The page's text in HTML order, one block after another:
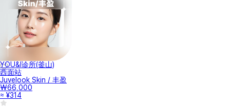
YOU&I诊所(釜山)
西面站
Juvelook Skin / 丰盈
₩66,000
≈ ¥314